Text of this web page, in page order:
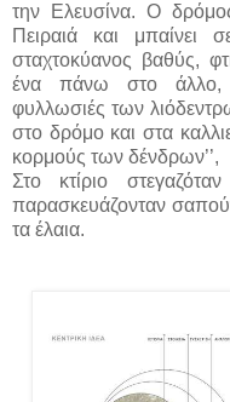
την Ελευσίνα. Ο
Πειραιά και μπαίνει
σταχτοκύανος βαθύς,
ένα πάνω στο άλλο,
φυλλωσιές των
στο δρόμο και στα
κορμούς των δένδρων’’,
Στο κτίριο
παρασκευάζονταν
τα έλαια.